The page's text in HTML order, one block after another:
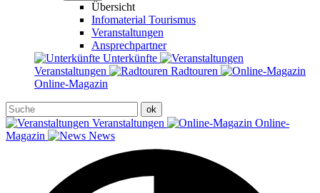
Übersicht
Infomaterial Tourismus
Veranstaltungen
Ansprechpartner
Unterkünfte
Veranstaltungen
Radtouren
Online-Magazin
Veranstaltungen
Online-
Magazin
News